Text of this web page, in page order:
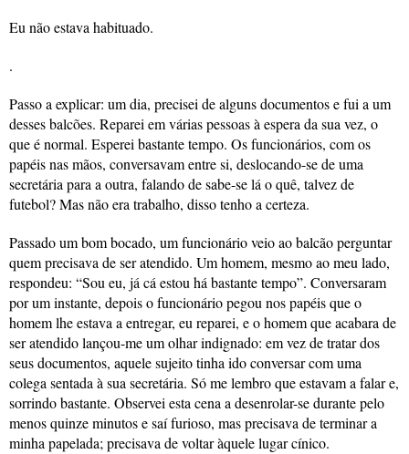
Eu não estava habituado.
.
Passo a explicar: um dia, precisei de alguns documentos e fui a um
desses balcões. Reparei em várias pessoas à espera da sua vez, o
que é normal. Esperei bastante tempo. Os funcionários, com os
papéis nas mãos, conversavam entre si, deslocando-se de uma
secretária para a outra, falando de sabe-se lá o quê, talvez de
futebol? Mas não era trabalho, disso tenho a certeza.
Passado um bom bocado, um funcionário veio ao balcão perguntar
quem precisava de ser atendido. Um homem, mesmo ao meu lado,
respondeu: “Sou eu, já cá estou há bastante tempo”. Conversaram
por um instante, depois o funcionário pegou nos papéis que o
homem lhe estava a entregar, eu reparei, e o homem que acabara de
ser atendido lançou-me um olhar indignado: em vez de tratar dos
seus documentos, aquele sujeito tinha ido conversar com uma
colega sentada à sua secretária. Só me lembro que estavam a falar e,
sorrindo bastante. Observei esta cena a desenrolar-se durante pelo
menos quinze minutos e saí furioso, mas precisava de terminar a
minha papelada; precisava de voltar àquele lugar cínico.